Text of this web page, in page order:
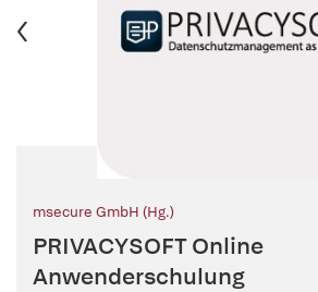
msecure GmbH (Hg.)
PRIVACYSOFT Online
Anwenderschulung